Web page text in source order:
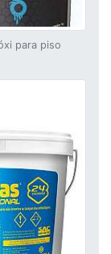
para piso